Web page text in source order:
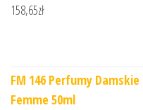
158,65zł
FM 146 Perfumy
Femme 50ml